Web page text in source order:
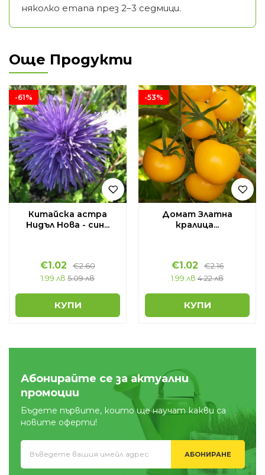
няколко етапа през 2–3 седмици.
Още Продукти
-61%
Китайска астра
Нидъл Нова - син...
€1.02 €2.60
1.99 лв 5.09 лв
КУПИ
-53%
Домат Златна
кралица...
€1.02 €2.16
1.99 лв 4.22 лв
КУПИ
Абонирайте се за актуални
промоции
Бъдете първите, които ще научат какви са
новите оферти!
АБОНИРАНЕ